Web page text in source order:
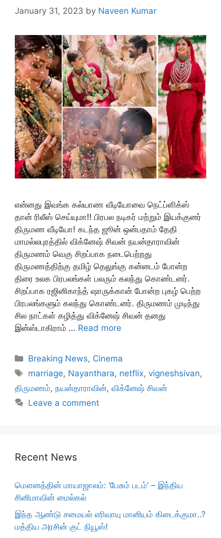
January 31, 2023 by Naveen Kumar
என்னது இவங்க கல்யாண வீடியோவை நெட்ப்ளிக்ஸ்
தான் ரிலீஸ் செய்யுமா!! பிரபல நடிகர் மற்றும் இயக்குனர்
திருமண வீடியோ! கடந்த ஜூன் ஒன்பதாம் தேதி
மாமல்லபுரத்தில் விக்னேஷ் சிவன் நயன்தாராவின்
திருமணம் வெகு சிறப்பாக நடைபெற்றது
திருமணத்திற்கு தமிழ் தெலுங்கு கன்னடம் போன்ற
திரை உலக பிரபலங்கள் பலரும் கலந்து கொண்டனர்.
சிறப்பாக ரஜினிகாந்த் ஷாருக்கான் போன்ற புகழ் பெற்ற
பிரபலங்களும் கலந்து கொண்டனர். திருமணம் முடிந்து
சில நாட்கள் கழித்து விக்னேஷ் சிவன் தனது
இன்ஸ்டாகிராம் … Read more
Categories
Breaking News, Cinema
Tags
marriage, Nayanthara, netflix,vigneshsivan,
திருமணம், நயன்தாராவின், விக்னேஷ் சிவன்
Leave a comment
Recent News
மௌனத்தின் மாயாஜாலம்: ‘பேசும் படம்’ – இந்திய
சினிமாவின் மைல்கல்
இந்த ஆண்டு சமையல் எரிவாயு மானியம் கிடைக்குமா..?
மத்திய அரசின் குட் நியூஸ்!